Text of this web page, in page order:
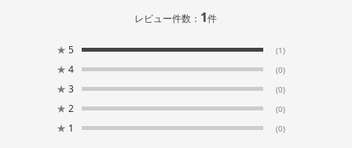
レビュー件数： 1件
★ 5 (1)
★ 4 (0)
★ 3 (0)
★ 2 (0)
★ 1 (0)